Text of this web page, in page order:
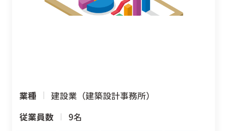
業種
建設業（建築設計事務所）
従業員数
9名